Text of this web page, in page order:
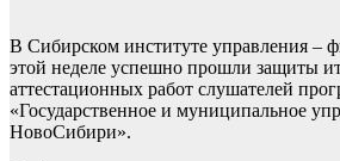
В Сибирском институте управления –
этой неделе успешно прошли защиты
аттестационных работ слушателей
«Государственное и муниципальное
НовоСибири».